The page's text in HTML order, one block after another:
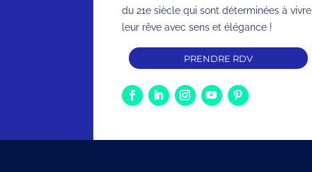
du 21e siècle qui sont déterminées à vivre
leur rêve avec sens et élégance !
PRENDRE RDV